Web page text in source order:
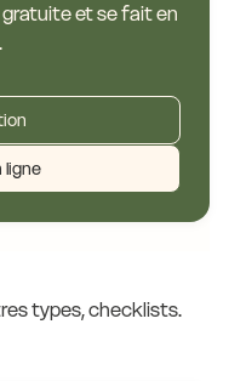
et se fait en
ligne
types, checklists.